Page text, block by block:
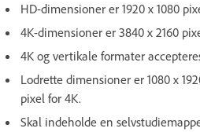
HD-dimensioner er 1920 x 1080
4K-dimensioner er 3840 x 2160
4K og vertikale formater
Lodrette dimensioner er 1080 x
pixel for 4K.
Skal indeholde en